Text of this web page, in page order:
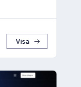
Visa